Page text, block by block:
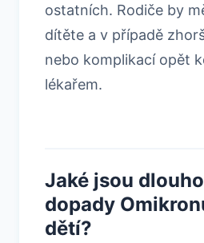
ostatních. Rodiče by
dítěte a v případě
nebo komplikací opět
lékařem.
Jaké jsou
dopady
dětí?